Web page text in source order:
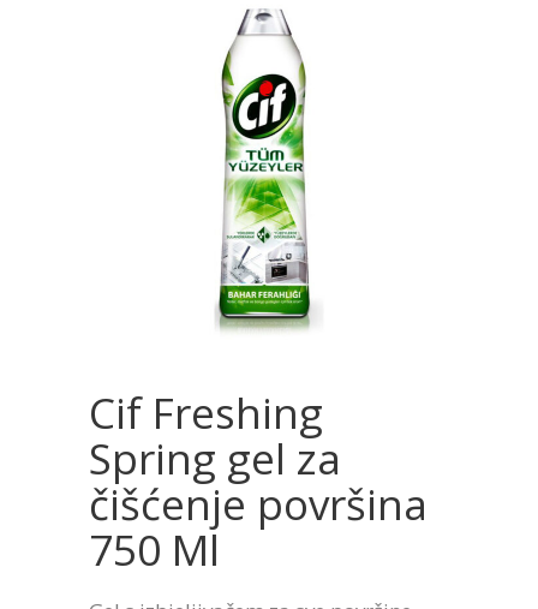
Cif Freshing
Spring gel za
čišćenje površina
750 Ml